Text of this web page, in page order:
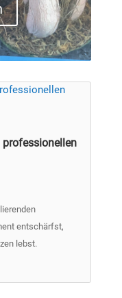
entschärfst,
lebst.